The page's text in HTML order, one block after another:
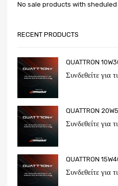
No sale products with
RECENT PRODUCTS
QUATTRON
Συνδεθείτε για
QUATTRON
Συνδεθείτε για
QUATTRON
Συνδεθείτε για